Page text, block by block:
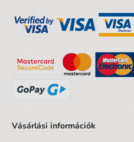
A csomagolás mélysége
Korig
Készlet/Szett/Csomag
Vásárlási információk